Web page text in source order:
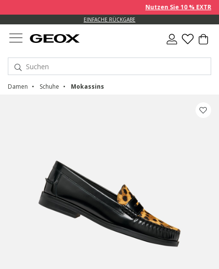
Nutzen Sie 10 % EXTRA
EINFACHE RÜCKGABE
Damen Schuhe Mokassins